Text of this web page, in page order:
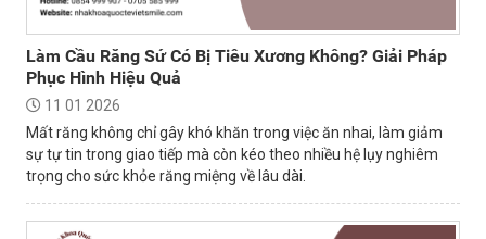
Làm Cầu Răng Sứ Có Bị Tiêu Xương Không? Giải Pháp
Phục Hình Hiệu Quả
11 01 2026
Mất răng không chỉ gây khó khăn trong việc ăn nhai, làm giảm
sự tự tin trong giao tiếp mà còn kéo theo nhiều hệ lụy nghiêm
trọng cho sức khỏe răng miệng về lâu dài.